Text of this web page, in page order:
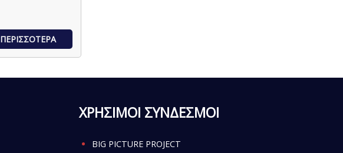
ΠΕΡΙΣΣΟΤΕΡΑ
ΧΡΗΣΙΜΟΙ ΣΥΝΔΕΣΜΟΙ
BIG PICTURE PROJECT